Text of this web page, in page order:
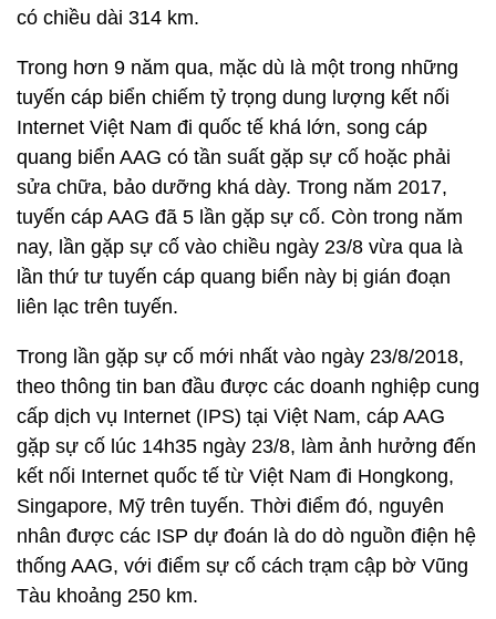
có chiều dài 314 km.
Trong hơn 9 năm qua, mặc dù là một trong những
tuyến cáp biển chiếm tỷ trọng dung lượng kết nối
Internet Việt Nam đi quốc tế khá lớn, song cáp
quang biển AAG có tần suất gặp sự cố hoặc phải
sửa chữa, bảo dưỡng khá dày. Trong năm 2017,
tuyến cáp AAG đã 5 lần gặp sự cố. Còn trong năm
nay, lần gặp sự cố vào chiều ngày 23/8 vừa qua là
lần thứ tư tuyến cáp quang biển này bị gián đoạn
liên lạc trên tuyến.
Trong lần gặp sự cố mới nhất vào ngày 23/8/2018,
theo thông tin ban đầu được các doanh nghiệp cung
cấp dịch vụ Internet (IPS) tại Việt Nam, cáp AAG
gặp sự cố lúc 14h35 ngày 23/8, làm ảnh hưởng đến
kết nối Internet quốc tế từ Việt Nam đi Hongkong,
Singapore, Mỹ trên tuyến. Thời điểm đó, nguyên
nhân được các ISP dự đoán là do dò nguồn điện hệ
thống AAG, với điểm sự cố cách trạm cập bờ Vũng
Tàu khoảng 250 km.